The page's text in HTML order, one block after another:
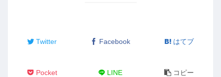
Twitter Facebook はてブ
Pocket LINE コピー